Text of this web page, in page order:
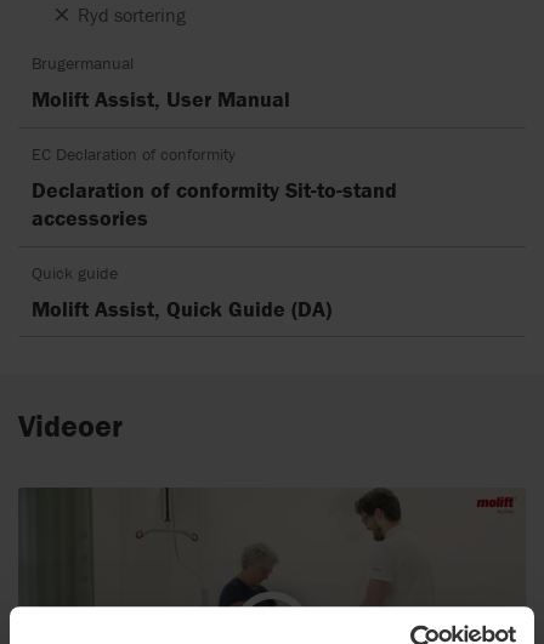
Ryd sortering
Brugermanual
Molift Assist, User Manual
EC Declaration of conformity
Declaration of conformity Sit-to-stand
accessories
Quick guide
Molift Assist, Quick Guide (DA)
Videoer